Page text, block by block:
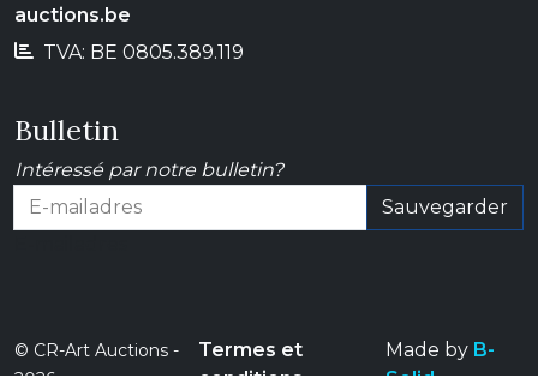
auctions.be
TVA: BE 0805.389.119
Bulletin
Intéressé par notre bulletin?
Sauvegarder
© CR-Art Auctions -
2026
Termes et
conditions
Made by B-
Solid